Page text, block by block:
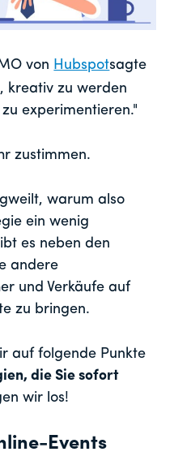
von Hubspotsagte
kreativ zu werden
experimentieren."
zustimmen.
warum also
ein wenig
es neben den
andere
und Verkäufe auf
zu bringen.
auf folgende Punkte
die Sie sofort
wir los!
Events